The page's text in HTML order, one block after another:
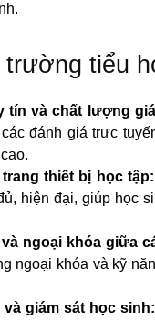
tiểu
tín và chất lượng
đánh giá trực
thiết bị học tập:
hiện đại, giúp học
ngoại khóa giữa
ngoại khóa và kỹ
giám sát học sinh: